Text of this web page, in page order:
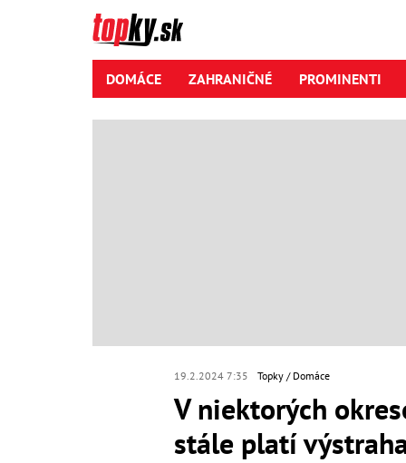
DOMÁCE ZAHRANIČNÉ PROMINENTI
19.2.2024 7:35 Topky Domáce
V niektorých
stále platí